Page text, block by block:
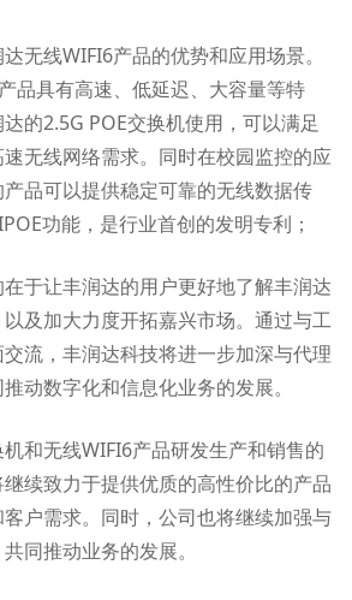
无线WIFI6产品的优势和应用场景。
品具有高速、低延迟、大容量等特
的2.5G POE交换机使用，可以满足
无线网络需求。同时在校园监控的应
品可以提供稳定可靠的无线数据传
功能，是行业首创的发明专利；
于让丰润达的用户更好地了解丰润达
及加大力度开拓嘉兴市场。通过与工
流，丰润达科技将进一步加深与代理
动数字化和信息化业务的发展。
和无线WIFI6产品研发生产和销售的
续致力于提供优质的高性价比的产品
户需求。同时，公司也将继续加强与
同推动业务的发展。